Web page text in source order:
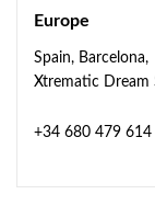
Europe
Spain, Barcelona,
Xtrematic Dream
+34 680 479 614